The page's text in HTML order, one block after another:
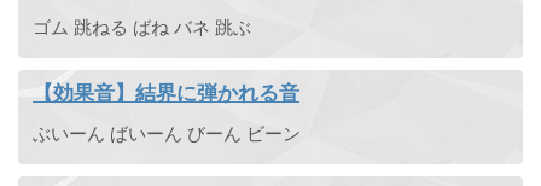
ゴム 跳ねる ばね バネ 跳ぶ
【効果音】結界に弾かれる音
ぶいーん ばいーん びーん ビーン